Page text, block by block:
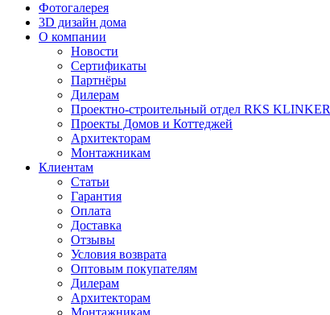
Фотогалерея
3D дизайн дома
О компании
Новости
Сертификаты
Партнёры
Дилерам
Проектно-строительный отдел RKS KLINKER
Проекты Домов и Коттеджей
Архитекторам
Монтажникам
Клиентам
Статьи
Гарантия
Оплата
Доставка
Отзывы
Условия возврата
Оптовым покупателям
Дилерам
Архитекторам
Монтажникам